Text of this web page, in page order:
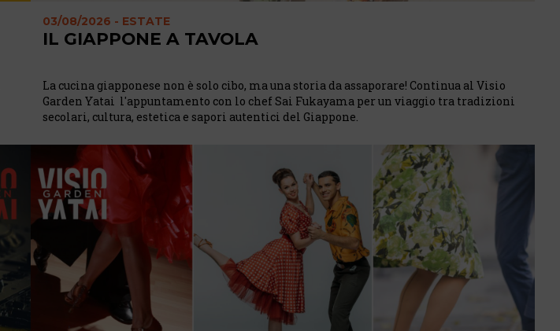
03/08/2026 - ESTATE
IL GIAPPONE A TAVOLA
La cucina giapponese non è solo cibo, ma una storia da assaporare! Continua al Visio
Garden Yatai l'appuntamento con lo chef Sai Fukayama per un viaggio tra tradizioni
secolari, cultura, estetica e sapori autentici del Giappone.